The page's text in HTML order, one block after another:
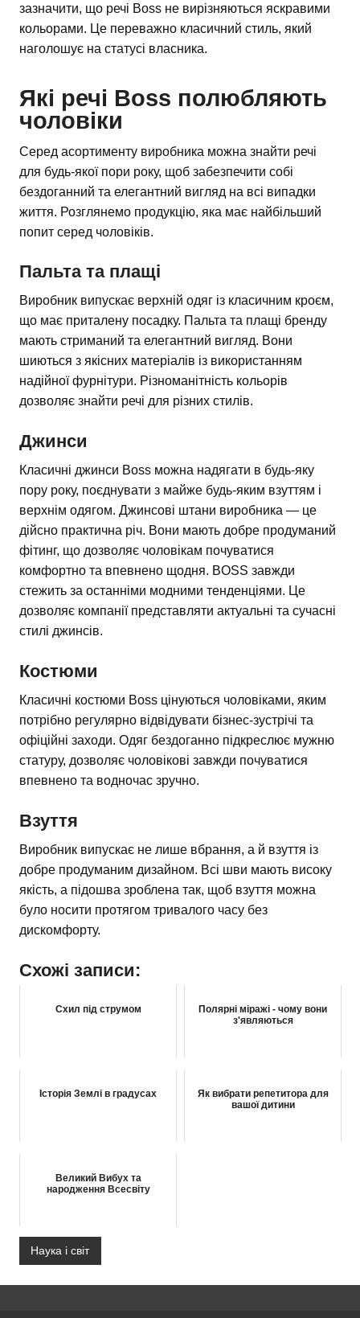
зазначити, що речі Boss не вирізняються яскравими
кольорами. Це переважно класичний стиль, який
наголошує на статусі власника.
Які речі Boss полюбляють
чоловіки
Серед асортименту виробника можна знайти речі
для будь-якої пори року, щоб забезпечити собі
бездоганний та елегантний вигляд на всі випадки
життя. Розглянемо продукцію, яка має найбільший
попит серед чоловіків.
Пальта та плащі
Виробник випускає верхній одяг із класичним кроєм,
що має приталену посадку. Пальта та плащі бренду
мають стриманий та елегантний вигляд. Вони
шиються з якісних матеріалів із використанням
надійної фурнітури. Різноманітність кольорів
дозволяє знайти речі для різних стилів.
Джинси
Класичні джинси Boss можна надягати в будь-яку
пору року, поєднувати з майже будь-яким взуттям і
верхнім одягом. Джинсові штани виробника — це
дійсно практична річ. Вони мають добре продуманий
фітинг, що дозволяє чоловікам почуватися
комфортно та впевнено щодня. BOSS завжди
стежить за останніми модними тенденціями. Це
дозволяє компанії представляти актуальні та сучасні
стилі джинсів.
Костюми
Класичні костюми Boss цінуються чоловіками, яким
потрібно регулярно відвідувати бізнес-зустрічі та
офіційні заходи. Одяг бездоганно підкреслює мужню
статуру, дозволяє чоловікові завжди почуватися
впевнено та водночас зручно.
Взуття
Виробник випускає не лише вбрання, а й взуття із
добре продуманим дизайном. Всі шви мають високу
якість, а підошва зроблена так, щоб взуття можна
було носити протягом тривалого часу без
дискомфорту.
Схожі записи:
Схил під струмом
Полярні міражі - чому вони
з'являються
Історія Землі в градусах
Як вибрати репетитора для
вашої дитини
Великий Вибух та
народження Всесвіту
Наука і світ